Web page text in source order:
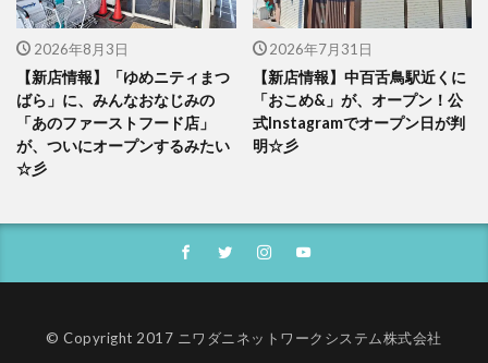
2026年8月3日
【新店情報】「ゆめニティまつ
ばら」に、みんなおなじみの
「あのファーストフード店」
が、ついにオープンするみたい
☆彡
2026年7月31日
【新店情報】中百舌鳥駅近くに
「おこめ&」が、オープン！公
式Instagramでオープン日が判
明☆彡
© Copyright 2017 ニワダニネットワークシステム株式会社